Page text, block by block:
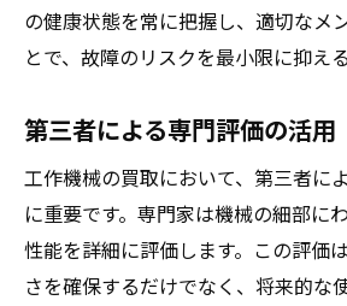
の健康状態を常に把握し、適切なメ
とで、故障のリスクを最小限に抑え
第三者による専門評価の活用
工作機械の買取において、第三者に
に重要です。専門家は機械の細部に
性能を詳細に評価します。この評価
さを確保するだけでなく、将来的な